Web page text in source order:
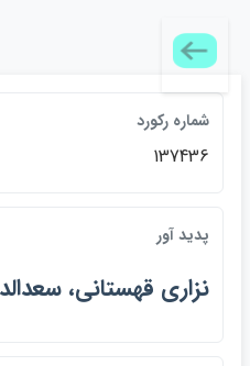
شماره ركورد
137436
پديد آور
نزاري قهستاني،